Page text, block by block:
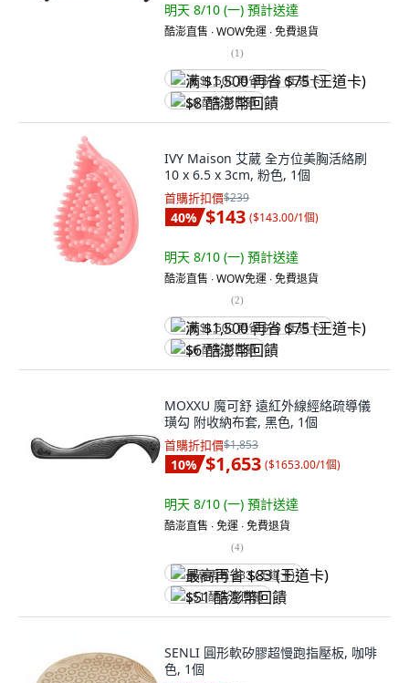
明天 8/10 (一) 預計送達
酷澎直售 ∙ WOW免運 ∙ 免費退貨
(1)
满 $1,500 再省 $75 (王道卡)
$8 酷澎幣回饋
IVY Maison 艾葳 全方位美胸活絡刷
10 x 6.5 x 3cm, 粉色, 1個
首購折扣價$239
40% $143 ($143.00/1個)
明天 8/10 (一) 預計送達
酷澎直售 ∙ WOW免運 ∙ 免費退貨
(2)
满 $1,500 再省 $75 (王道卡)
$6 酷澎幣回饋
MOXXU 魔可舒 遠紅外線經絡疏導儀
璜勾 附收納布套, 黑色, 1個
首購折扣價$1,853
10% $1,653 ($1653.00/1個)
明天 8/10 (一) 預計送達
酷澎直售 ∙ 免運 ∙ 免費退貨
(4)
最高再省 $83 (王道卡)
$51 酷澎幣回饋
SENLI 圓形軟矽膠超慢跑指壓板, 咖啡
色, 1個